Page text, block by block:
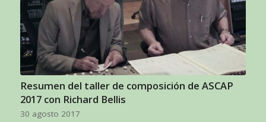
Resumen del taller de composición de ASCAP
2017 con Richard Bellis
30 agosto 2017